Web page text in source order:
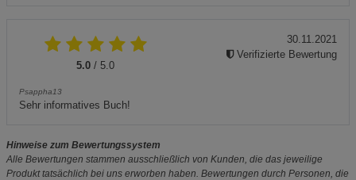
5.0 / 5.0
Psappha13
Sehr informatives Buch!
30.11.2021
Verifizierte Bewertung
Hinweise zum Bewertungssystem
Alle Bewertungen stammen ausschließlich von Kunden, die das jeweilige
Produkt tatsächlich bei uns erworben haben. Bewertungen durch Personen, die